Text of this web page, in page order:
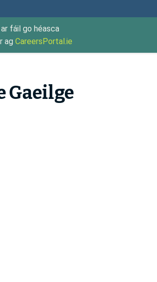
fáil go héasca
ag CareersPortal.ie
Gaeilge